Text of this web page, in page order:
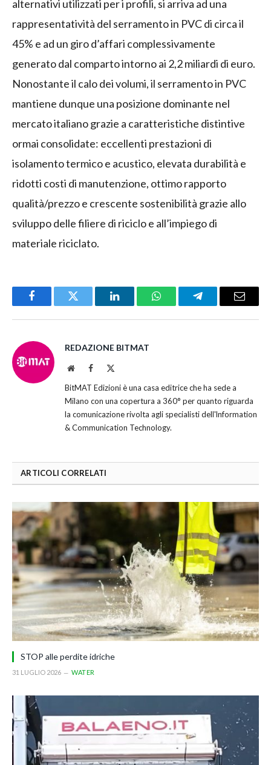
alternativi utilizzati per i profili, si arriva ad una
rappresentatività del serramento in PVC di circa il
45% e ad un giro d’affari complessivamente
generato dal comparto intorno ai 2,2 miliardi di euro.
Nonostante il calo dei volumi, il serramento in PVC
mantiene dunque una posizione dominante nel
mercato italiano grazie a caratteristiche distintive
ormai consolidate: eccellenti prestazioni di
isolamento termico e acustico, elevata durabilità e
ridotti costi di manutenzione, ottimo rapporto
qualità/prezzo e crescente sostenibilità grazie allo
sviluppo delle filiere di riciclo e all’impiego di
materiale riciclato.
FacebookTwitter LinkedInWhatsAppTelegramEmail
REDAZIONE BITMAT
WebsiteFacebook
BitMAT Edizioni è una casa editrice che ha sede a
Milano con una copertura a 360° per quanto riguarda
la comunicazione rivolta agli specialisti dell'lnformation
& Communication Technology.
ARTICOLI CORRELATI
STOP alle perdite idriche
31 LUGLIO 2026 WATER